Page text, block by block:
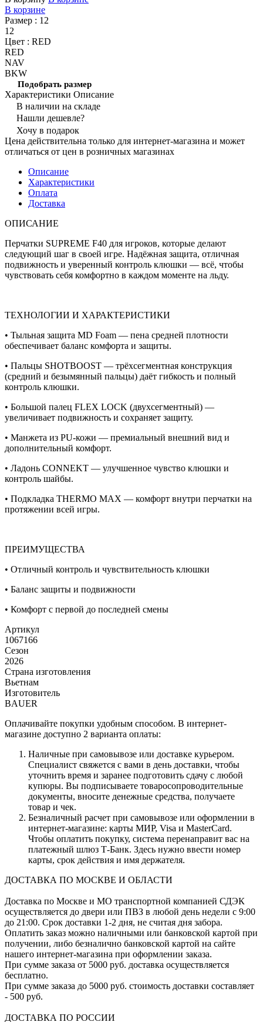
В корзине
Размер : 12
12
Цвет : RED
RED
NAV
BKW
Подобрать размер
Характеристики Описание
В наличии на складе
Нашли дешевле?
Хочу в подарок
Цена действительна только для интернет-магазина и может
отличаться от цен в розничных магазинах
Описание
Характеристики
Оплата
Доставка
ОПИСАНИЕ
Перчатки SUPREME F40 для игроков, которые делают
следующий шаг в своей игре. Надёжная защита, отличная
подвижность и уверенный контроль клюшки — всё, чтобы
чувствовать себя комфортно в каждом моменте на льду.
ТЕХНОЛОГИИ И ХАРАКТЕРИСТИКИ
• Тыльная защита MD Foam — пена средней плотности
обеспечивает баланс комфорта и защиты.
• Пальцы SHOTBOOST — трёхсегментная конструкция
(средний и безымянный пальцы) даёт гибкость и полный
контроль клюшки.
• Большой палец FLEX LOCK (двухсегментный) —
увеличивает подвижность и сохраняет защиту.
• Манжета из PU-кожи — премиальный внешний вид и
дополнительный комфорт.
• Ладонь CONNEKT — улучшенное чувство клюшки и
контроль шайбы.
• Подкладка THERMO MAX — комфорт внутри перчатки на
протяжении всей игры.
ПРЕИМУЩЕСТВА
• Отличный контроль и чувствительность клюшки
• Баланс защиты и подвижности
• Комфорт с первой до последней смены
Артикул
1067166
Сезон
2026
Страна изготовления
Вьетнам
Изготовитель
BAUER
Оплачивайте покупки удобным способом. В интернет-
магазине доступно 2 варианта оплаты:
Наличные при самовывозе или доставке курьером.
Специалист свяжется с вами в день доставки, чтобы
уточнить время и заранее подготовить сдачу с любой
купюры. Вы подписываете товаросопроводительные
документы, вносите денежные средства, получаете
товар и чек.
Безналичный расчет при самовывозе или оформлении в
интернет-магазине: карты МИР, Visa и MasterCard.
Чтобы оплатить покупку, система перенаправит вас на
платежный шлюз Т-Банк. Здесь нужно ввести номер
карты, срок действия и имя держателя.
ДОСТАВКА ПО МОСКВЕ И ОБЛАСТИ
Доставка по Москве и МО транспортной компанией СДЭК
осуществляется до двери или ПВЗ в любой день недели с 9:00
до 21:00. Срок доставки 1-2 дня, не считая дня забора.
Оплатить заказ можно наличными или банковской картой при
получении, либо безналично банковской картой на сайте
нашего интернет-магазина при оформлении заказа.
При сумме заказа от 5000 руб. доставка осуществляется
бесплатно.
При сумме заказа до 5000 руб. стоимость доставки составляет
- 500 руб.
ДОСТАВКА ПО РОССИИ